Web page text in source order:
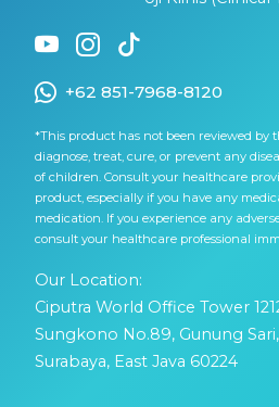
+62 851-7968-8120
*This product has not been reviewed by
diagnose, treat, cure, or prevent any
of children. Consult your healthcare
product, especially if you have any
medication. If you experience any
consult your healthcare professional
Our Location:
Ciputra World Office Tower
Sungkono No.89, Gunung
Surabaya, East Java 60224